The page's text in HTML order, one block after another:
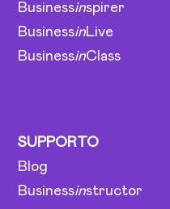
Businessinspirer
BusinessinLive
BusinessinClass
SUPPORTO
Blog
Businessinstructor